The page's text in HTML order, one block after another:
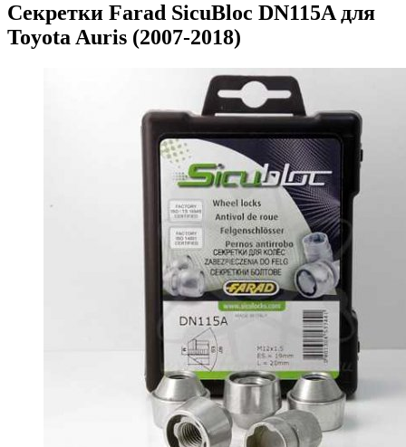
Секретки Farad SicuBloc DN115A для
Toyota Auris (2007-2018)